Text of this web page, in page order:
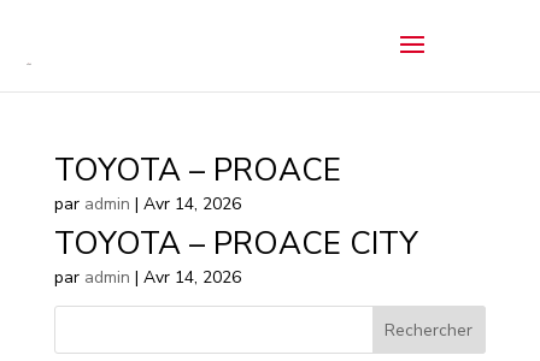
TOYOTA – PROACE
par admin | Avr 14, 2026
TOYOTA – PROACE CITY
par admin | Avr 14, 2026